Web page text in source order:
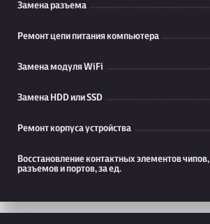
Замена разъема
Ремонт цепи питания компьютера
Замена модуля WiFi
Замена HDD или SSD
Ремонт корпуса устройства
Восстановление контактных элементов чипов,
разъемов и портов, за ед.